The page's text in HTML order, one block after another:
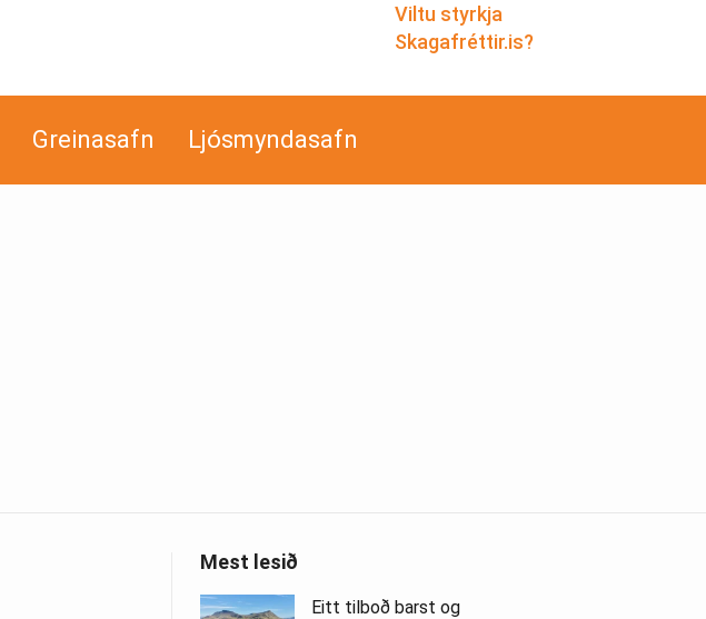
Viltu styrkja
Skagafréttir.is?
Greinasafn Ljósmyndasafn
Mest lesið
Eitt tilboð barst og